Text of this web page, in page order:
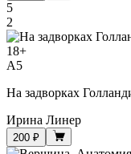
5
2
18+
A5
На задворках
Ирина Линер
200 ₽